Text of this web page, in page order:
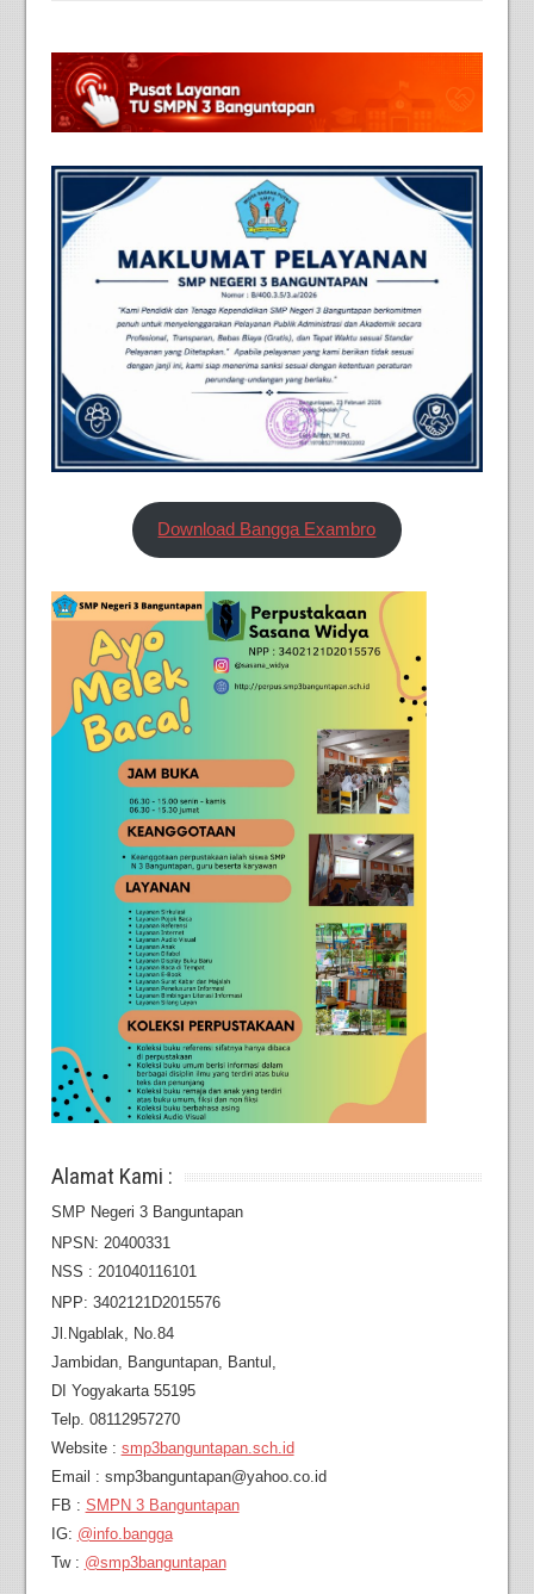
Download Bangga Exambro
Alamat Kami :
SMP Negeri 3 Banguntapan
NPSN: 20400331
NSS : 201040116101
NPP: 3402121D2015576
Jl.Ngablak, No.84
Jambidan,
Banguntapan, Bantul,
DI Yogyakarta 55195
Telp. 08112957270
Website : smp3banguntapan.sch.id
Email : smp3banguntapan@yahoo.co.id
FB : SMPN 3 Banguntapan
IG: @info.bangga
Tw : @smp3banguntapan